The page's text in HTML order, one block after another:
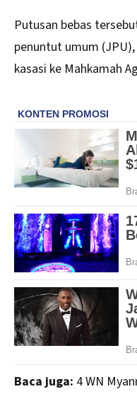
Putusan bebas
penuntut umum
kasasi ke Mahkamah
Baca juga: 4 WN